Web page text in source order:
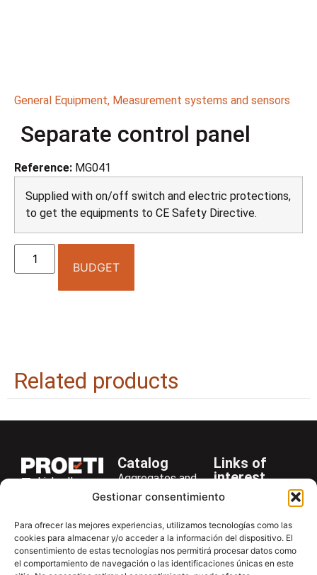
Gestionar consentimiento
Para ofrecer las mejores experiencias, utilizamos tecnologías como las
cookies para almacenar y/o acceder a la información del dispositivo. El
consentimiento de estas tecnologías nos permitirá procesar datos como
el comportamiento de navegación o las identificaciones únicas en este
General Equipment, Measurement systems and sensors
Separate control panel
Reference: MG041
Supplied with on/off switch and electric protections,
to get the equipments to CE Safety Directive.
BUDGET
Related products
LinkedIn
+34 916 28
29 40
proetisa@proetisa.com
Ctra de
Catalog
Aggregates and
Rocks
Asphalt
Cements
Concrete
Links of
interest
Company
News
Newsletter
Download